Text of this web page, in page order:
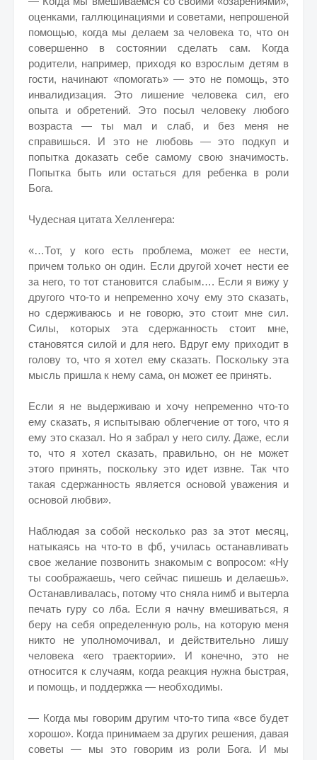
оценками, галлюцинациями и советами, непрошеной
помощью, когда мы делаем за человека то, что он
совершенно в состоянии сделать сам. Когда
родители, например, приходя ко взрослым детям в
гости, начинают «помогать» — это не помощь, это
инвалидизация. Это лишение человека сил, его
опыта и обретений. Это посыл человеку любого
возраста — ты мал и слаб, и без меня не
справишься. И это не любовь — это подкуп и
попытка доказать себе самому свою значимость.
Попытка быть или остаться для ребенка в роли
Бога.
Чудесная цитата Хелленгера:
«…Тот, у кого есть проблема, может ее нести,
причем только он один. Если другой хочет нести ее
за него, то тот становится слабым…. Если я вижу у
другого что-то и непременно хочу ему это сказать,
но сдерживаюсь и не говорю, это стоит мне сил.
Силы, которых эта сдержанность стоит мне,
становятся силой и для него. Вдруг ему приходит в
голову то, что я хотел ему сказать. Поскольку эта
мысль пришла к нему сама, он может ее принять.
Если я не выдерживаю и хочу непременно что-то
ему сказать, я испытываю облегчение от того, что я
ему это сказал. Но я забрал у него силу. Даже, если
то, что я хотел сказать, правильно, он не может
этого принять, поскольку это идет извне. Так что
такая сдержанность является основой уважения и
основой любви».
Наблюдая за собой несколько раз за этот месяц,
натыкаясь на что-то в фб, училась останавливать
свое желание позвонить знакомым с вопросом: «Ну
ты соображаешь, чего сейчас пишешь и делаешь».
Останавливалась, потому что сняла нимб и вытерла
печать гуру со лба. Если я начну вмешиваться, я
беру на себя определенную роль, на которую меня
никто не уполномочивал, и действительно лишу
человека «его траектории». И конечно, это не
относится к случаям, когда реакция нужна быстрая,
и помощь, и поддержка — необходимы.
— Когда мы говорим другим что-то типа «все будет
хорошо». Когда принимаем за других решения, давая
советы — мы это говорим из роли Бога. И мы